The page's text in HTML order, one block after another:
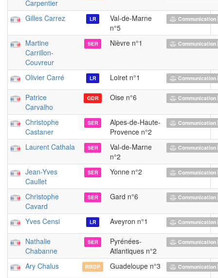
Carpentier
Gilles Carrez LR
Val-de-Marne
n°5
Martine
Carrillon-
Couvreur
SER Nièvre n°1
Olivier Carré LR Loiret n°1
Patrice
Carvalho
GDR Oise n°6
Christophe
Castaner
SER
Alpes-de-Haute-
Provence n°2
Laurent Cathala SER
Val-de-Marne
n°2
Jean-Yves
Caullet
SER Yonne n°2
Christophe
Cavard
SER Gard n°6
Yves Censi LR Aveyron n°1
Nathalie
Chabanne
SER
Pyrénées-
Atlantiques n°2
Ary Chalus RRDP Guadeloupe n°3